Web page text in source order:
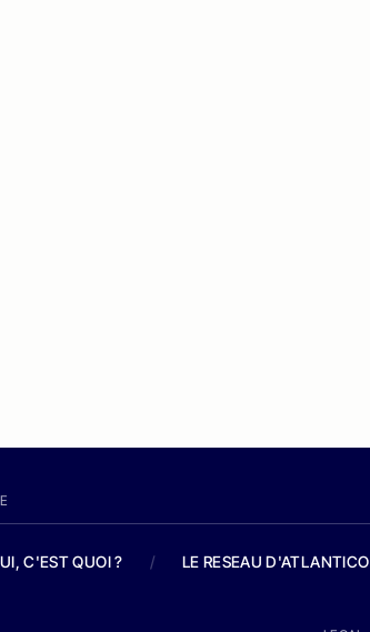
C'EST QUOI ? / LE RESEAU D'ATLANTICO